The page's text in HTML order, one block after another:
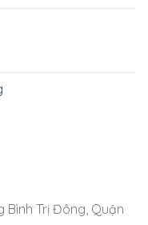
Bình Trị Đông, Quận